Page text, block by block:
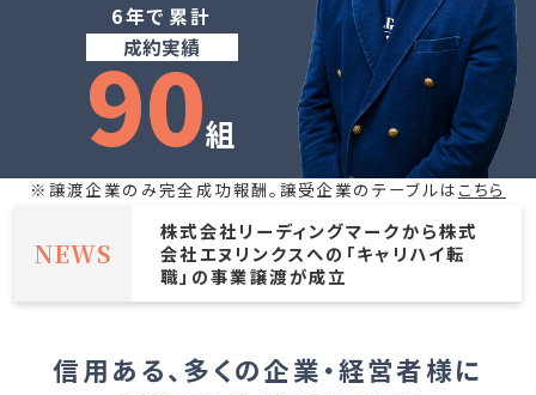
※譲渡企業のみ完全成功報酬。譲受企業のテーブルは こちら
6年で累計
成約実績
90組
NEWS
株式会社リーディングマークから株式
会社エヌリンクスへの「キャリハイ転
職」の事業譲渡が成立
信用ある、多くの企業・経営者様に